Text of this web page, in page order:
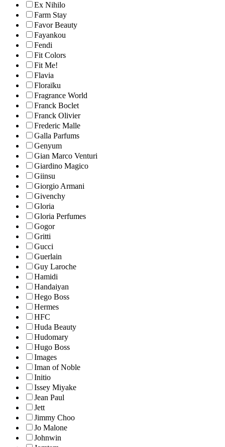
Ex Nihilo
Farm Stay
Favor Beauty
Fayankou
Fendi
Fit Colors
Fit Me!
Flavia
Floraïku
Fragrance World
Franck Boclet
Franck Olivier
Frederic Malle
Galla Parfums
Genyum
Gian Marco Venturi
Giardino Magico
Giinsu
Giorgio Armani
Givenchy
Gloria
Gloria Perfumes
Gogor
Gritti
Gucci
Guerlain
Guy Laroche
Hamidi
Handaiyan
Hego Boss
Hermes
HFC
Huda Beauty
Hudomary
Hugo Boss
Images
Iman of Noble
Initio
Issey Miyake
Jean Paul
Jett
Jimmy Choo
Jo Malone
Johnwin